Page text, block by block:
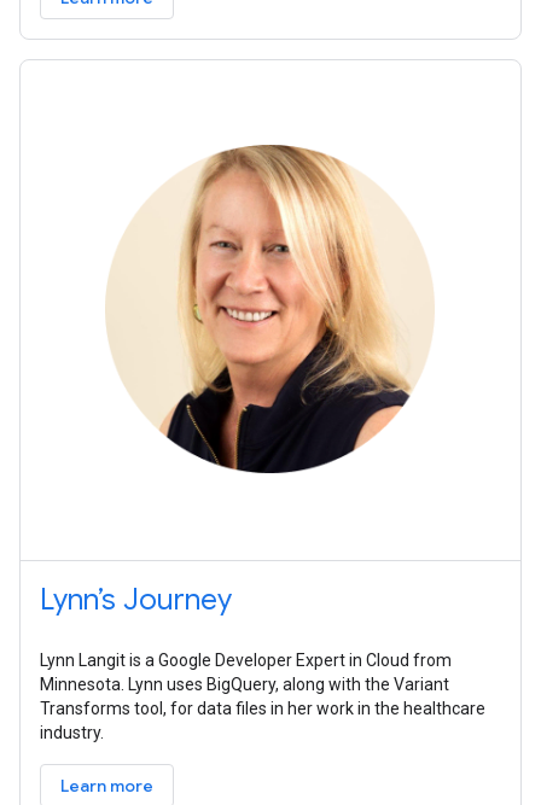
Lynn’s Journey
Lynn Langit is a Google Developer Expert in Cloud from
Minnesota. Lynn uses BigQuery, along with the Variant
Transforms tool, for data files in her work in the healthcare
industry.
Learn more